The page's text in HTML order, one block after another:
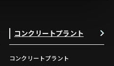
コンクリートプラント
コンクリートプラント